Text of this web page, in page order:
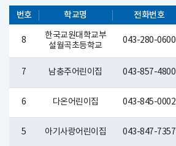
번호 학교명 전화번호
8
한국교원대학교부
설월곡초등학교
043-280-0600
7 남충주어린이집 043-857-4800
6 다온어린이집 043-845-0002
5 아기사랑어린이집 043-847-7357